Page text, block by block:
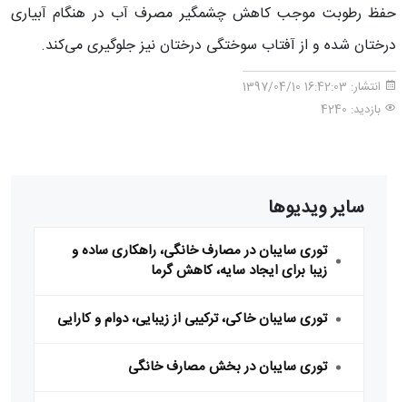
حفظ رطوبت موجب کاهش چشمگیر مصرف آب در هنگام آبیاری
درختان شده و از آفتاب سوختگی درختان نیز جلوگیری می‌کند.
انتشار: 16:42:03 1397/04/10
بازدید: 4240
سایر ویدیوها
توری سایبان در مصارف خانگی، راهکاری ساده و
زیبا برای ایجاد سایه، کاهش گرما
توری سایبان خاکی، ترکیبی از زیبایی، دوام و کارایی
توری سایبان در بخش مصارف خانگی